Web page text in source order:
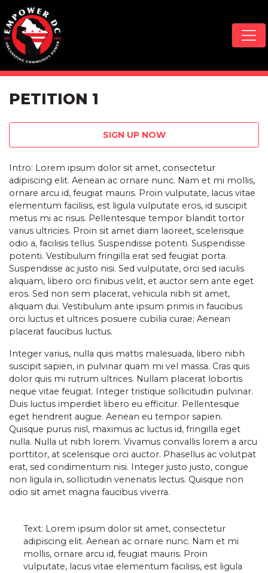
Skip navigation
PETITION 1
SIGN UP NOW
Intro: Lorem ipsum dolor sit amet, consectetur
adipiscing elit. Aenean ac ornare nunc. Nam et mi mollis,
ornare arcu id, feugiat mauris. Proin vulputate, lacus vitae
elementum facilisis, est ligula vulputate eros, id suscipit
metus mi ac risus. Pellentesque tempor blandit tortor
varius ultricies. Proin sit amet diam laoreet, scelerisque
odio a, facilisis tellus. Suspendisse potenti. Suspendisse
potenti. Vestibulum fringilla erat sed feugiat porta.
Suspendisse ac justo nisi. Sed vulputate, orci sed iaculis
aliquam, libero orci finibus velit, et auctor sem ante eget
eros. Sed non sem placerat, vehicula nibh sit amet,
aliquam dui. Vestibulum ante ipsum primis in faucibus
orci luctus et ultrices posuere cubilia curae; Aenean
placerat faucibus luctus.
Integer varius, nulla quis mattis malesuada, libero nibh
suscipit sapien, in pulvinar quam mi vel massa. Cras quis
dolor quis mi rutrum ultrices. Nullam placerat lobortis
neque vitae feugiat. Integer tristique sollicitudin pulvinar.
Duis luctus imperdiet libero eu efficitur. Pellentesque
eget hendrerit augue. Aenean eu tempor sapien.
Quisque purus nisl, maximus ac luctus id, fringilla eget
nulla. Nulla ut nibh lorem. Vivamus convallis lorem a arcu
porttitor, at scelerisque orci auctor. Phasellus ac volutpat
erat, sed condimentum nisi. Integer justo justo, congue
non ligula in, sollicitudin venenatis lectus. Quisque non
odio sit amet magna faucibus viverra.
Text: Lorem ipsum dolor sit amet, consectetur
adipiscing elit. Aenean ac ornare nunc. Nam et mi
mollis, ornare arcu id, feugiat mauris. Proin
vulputate, lacus vitae elementum facilisis, est ligula